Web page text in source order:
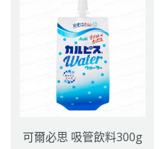
可爾必思 吸管飲料300g